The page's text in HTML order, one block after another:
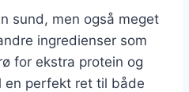
sund, men også meget
ingredienser som
for ekstra protein og
en perfekt ret til både